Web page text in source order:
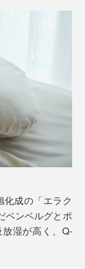
化成の「エラク
ベンベルグとポ
湿が高く、Q-